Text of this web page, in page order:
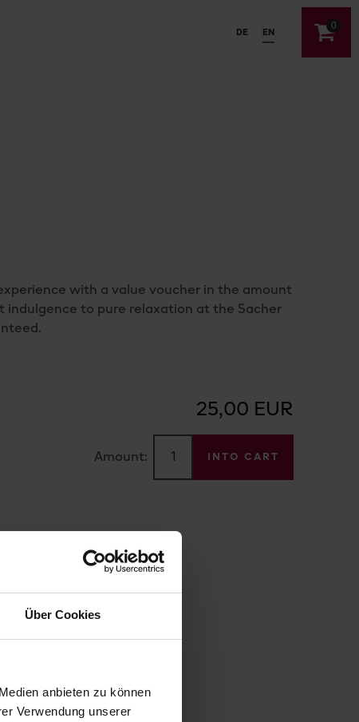
Über Cookies
anbieten zu können
Verwendung unserer
DE EN
0
with a value voucher in the amount
indulgence to pure relaxation at the Sacher
25,00 EUR
Amount: INTO CART